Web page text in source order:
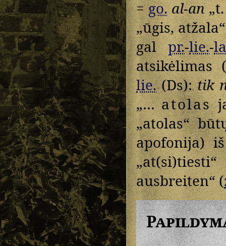
=go. al-an
„ūgis,
galpr.-lie.-
atsikėlimas
lie.(Ds):tik
„…atolas
„atolas“
apofonija)
ausbreiten“ (